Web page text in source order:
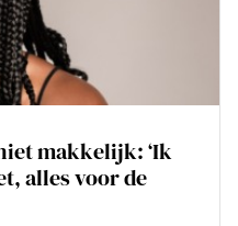
makkelijk: ‘Ik
alles voor de